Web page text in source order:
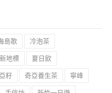
島歌 冷泡茶
地標 夏日飲
籽 奇亞養生茶 寧峰